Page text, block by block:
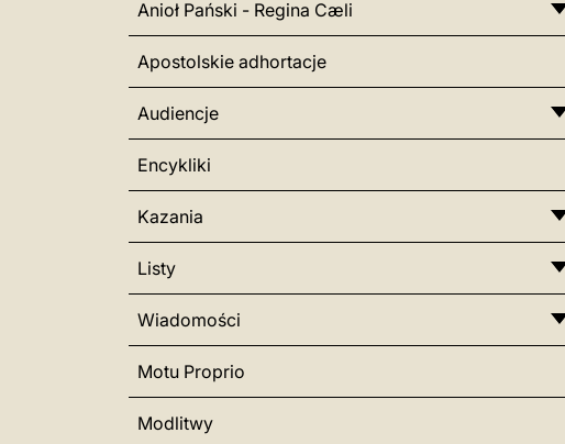
Anioł Pański - Regina Cæli
Apostolskie adhortacje
Audiencje
Encykliki
Kazania
Listy
Wiadomości
Motu Proprio
Modlitwy